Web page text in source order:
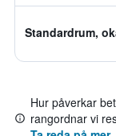
Standardrum,
Hur påverkar
rangordnar vi